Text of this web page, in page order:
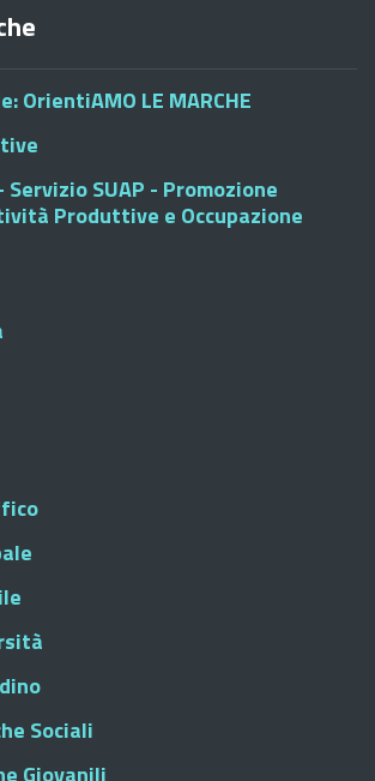
OrientiAMO LE MARCHE
Servizio SUAP - Promozione
Produttive e Occupazione
Sociali
Giovanili